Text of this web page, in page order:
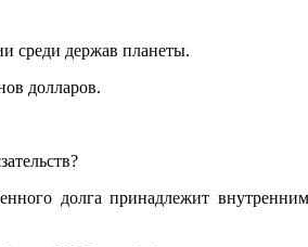
среди держав планеты.
долларов.
долга принадлежит